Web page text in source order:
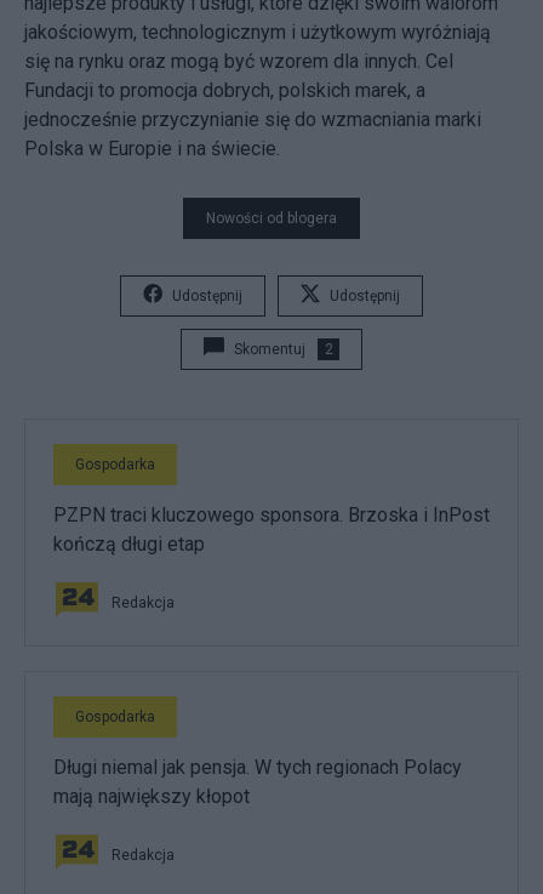
jakościowym, technologicznym i użytkowym wyróżniają
się na rynku oraz mogą być wzorem dla innych. Cel
Fundacji to promocja dobrych, polskich marek, a
jednocześnie przyczynianie się do wzmacniania marki
Polska w Europie i na świecie.
Nowości od blogera
Udostępnij Udostępnij
Skomentuj 2
Gospodarka
PZPN traci kluczowego sponsora. Brzoska i InPost
kończą długi etap
Redakcja
Gospodarka
Długi niemal jak pensja. W tych regionach Polacy
mają największy kłopot
Redakcja